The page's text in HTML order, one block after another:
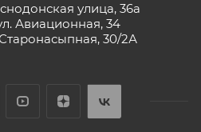
улица, 36а
Авиационная, 34
30/2А